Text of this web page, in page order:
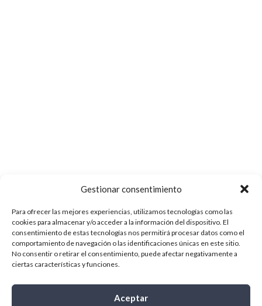
Gestionar consentimiento
Para ofrecer las mejores experiencias, utilizamos tecnologías como las
cookies para almacenar y/o acceder a la información del dispositivo. El
consentimiento de estas tecnologías nos permitirá procesar datos como el
comportamiento de navegación o las identificaciones únicas en este sitio.
No consentir o retirar el consentimiento, puede afectar negativamente a
ciertas características y funciones.
Aceptar